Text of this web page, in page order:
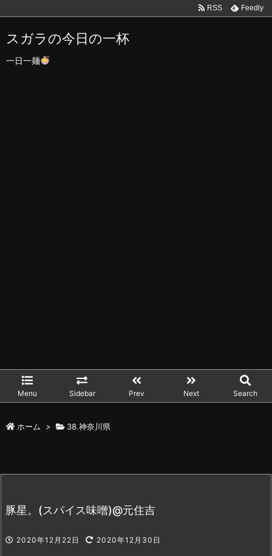
スガラの今日の一杯
一日一麺
Menu Sidebar Prev Next Search
RSS Feedly
ホーム > 38.神奈川県
豚星。(スパイス味噌)@元住吉
2020年12月22日 2020年12月30日